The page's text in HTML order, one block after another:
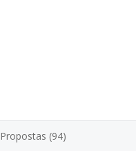
Propostas (94)